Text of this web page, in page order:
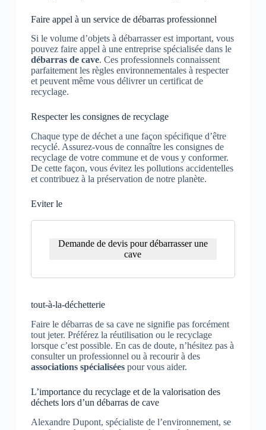
Faire appel à un service de débarras professionnel
Si le volume d’objets à débarrasser est important, vous
pouvez faire appel à une entreprise spécialisée dans le
débarras de cave. Ces professionnels connaissent
parfaitement les règles environnementales à respecter
et peuvent même vous délivrer un certificat de
recyclage.
Respecter les consignes de recyclage
Chaque type de déchet a une façon spécifique d’être
recyclé. Assurez-vous de connaître les consignes de
recyclage de votre commune et de vous y conformer.
De cette façon, vous évitez les pollutions accidentelles
et contribuez à la préservation de notre planète.
Eviter le
Demande de devis pour débarrasser une
cave
tout-à-la-déchetterie
Faire le débarras de sa cave ne signifie pas forcément
tout jeter. Préférez la réutilisation ou le recyclage
lorsque c’est possible. En cas de doute, n’hésitez pas à
consulter un professionnel ou à recourir à des
associations spécialiséespour vous aider.
L’importance du recyclage et de la valorisation des
déchets lors d’un débarras de cave
Alexandre Dupont, spécialiste de l’environnement, se